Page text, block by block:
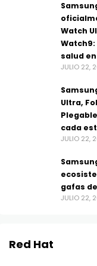
Watch
salud
JULIO 22,
Ultra,
cada
JULIO 22,
gafas
JULIO 22,
Red Hat